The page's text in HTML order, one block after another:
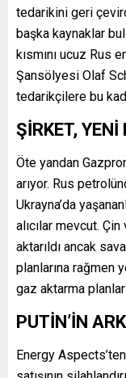
tedarikini geri
başka kaynaklar
kısmını ucuz Rus
Şansölyesi Olaf
tedarikçilere bu
ŞİRKET,
Öte yandan
arıyor. Rus
Ukrayna’da
alıcılar mevcut.
aktarıldı ancak
planlarına rağmen
gaz aktarma
PUTİN’İN
Energy